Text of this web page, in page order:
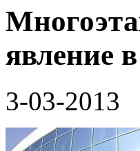
явление
3-03-2013